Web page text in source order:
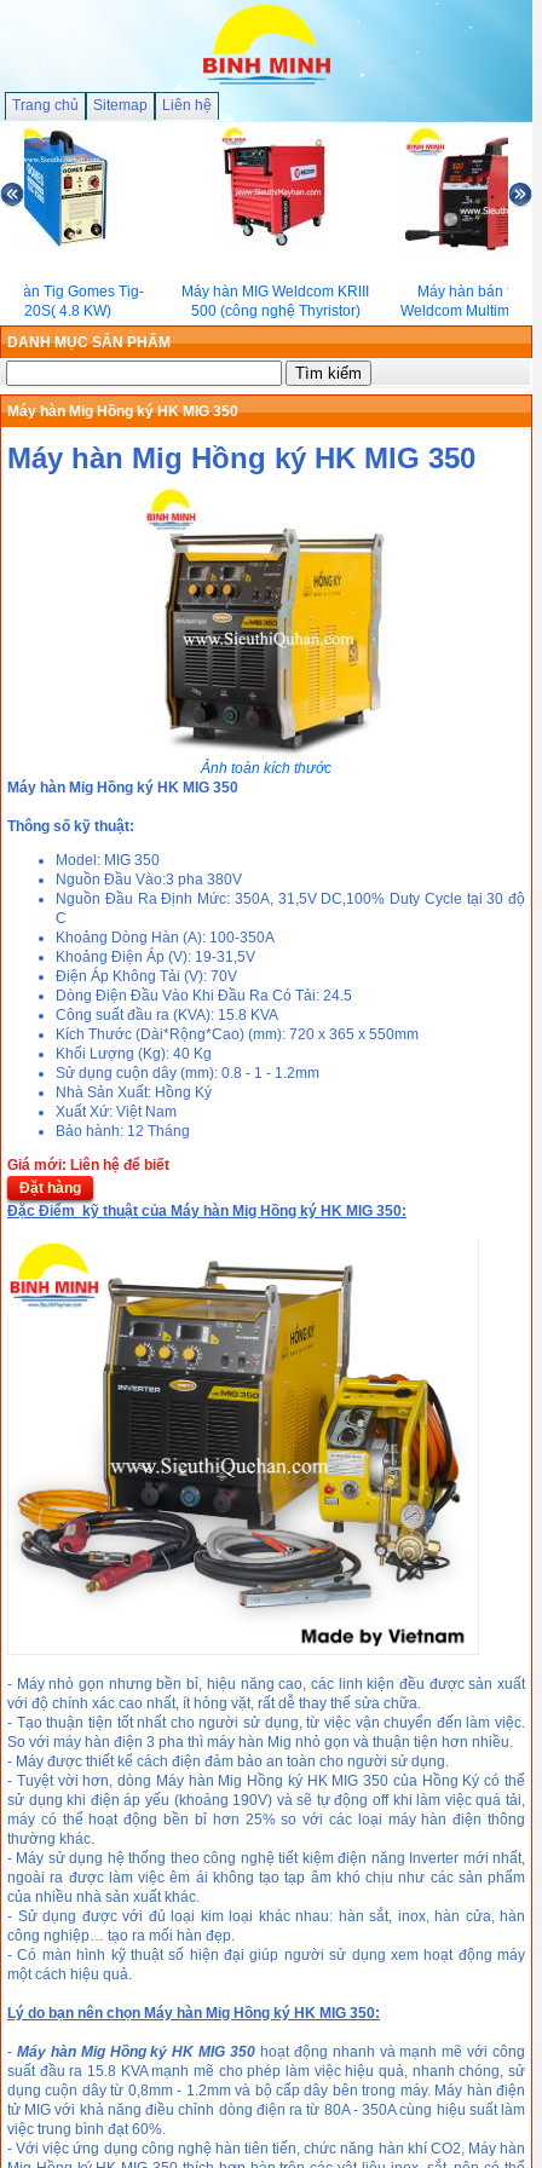
Trang chủ Sitemap Liên hệ
hàn Tig Gomes Tig-
220S( 4.8 KW)
Máy hàn MIG Weldcom KRIII
500 (công nghệ Thyristor)
Máy hàn bán tự
Weldcom Multimag
DANH MỤC SẢN PHẨM
Máy hàn Mig Hồng ký HK MIG 350
Máy hàn Mig Hồng ký HK MIG 350
Ảnh toàn kích thước
Máy hàn Mig Hồng ký HK MIG 350
Thông số kỹ thuật:
Model: MIG 350
Nguồn Đầu Vào:3 pha 380V
Nguồn Đầu Ra Định Mức: 350A, 31,5V DC,100% Duty Cycle tại 30 độ
C
Khoảng Dòng Hàn (A): 100-350A
Khoảng Điện Áp (V): 19-31,5V
Điện Áp Không Tải (V): 70V
Dòng Điện Đầu Vào Khi Đầu Ra Có Tải: 24.5
Công suất đầu ra (KVA): 15.8 KVA
Kích Thước (Dài*Rộng*Cao) (mm): 720 x 365 x 550mm
Khối Lượng (Kg): 40 Kg
Sử dụng cuộn dây (mm): 0.8 - 1 - 1.2mm
Nhà Sản Xuất: Hồng Ký
Xuất Xứ: Việt Nam
Bảo hành: 12 Tháng
Giá mới: Liên hệ để biết
Đặt hàng
Đặc Điểm kỹ thuật của Máy hàn Mig Hồng ký HK MIG 350:
- Máy nhỏ gọn nhưng bền bỉ, hiệu năng cao, các linh kiện đều được sản xuất
với độ chính xác cao nhất, ít hỏng vặt, rất dễ thay thế sửa chữa.
- Tạo thuận tiện tốt nhất cho người sử dụng, từ việc vận chuyển đến làm việc.
So với máy hàn điện 3 pha thì máy hàn Mig nhỏ gọn và thuận tiện hơn nhiều.
- Máy được thiết kế cách điện đảm bảo an toàn cho người sử dụng.
- Tuyệt vời hơn, dòng Máy hàn Mig Hồng ký HK MIG 350 của Hồng Ký có thể
sử dụng khi điện áp yếu (khoảng 190V) và sẽ tự động off khi làm việc quá tải,
máy có thể hoạt động bền bỉ hơn 25% so với các loại máy hàn điện thông
thường khác.
- Máy sử dụng hệ thống theo công nghệ tiết kiệm điện năng Inverter mới nhất,
ngoài ra được làm việc êm ái không tạo tạp âm khó chịu như các sản phẩm
của nhiều nhà sản xuất khác.
- Sử dụng được với đủ loại kim loại khác nhau: hàn sắt, inox, hàn cửa, hàn
công nghiệp… tạo ra mối hàn đẹp.
- Có màn hình kỹ thuật số hiện đại giúp người sử dụng xem hoạt động máy
một cách hiệu quả.
Lý do bạn nên chọn Máy hàn Mig Hồng ký HK MIG 350:
- Máy hàn Mig Hồng ký HK MIG 350 hoạt động nhanh và mạnh mẽ với công
suất đầu ra 15.8 KVA mạnh mẽ cho phép làm việc hiệu quả, nhanh chóng, sử
dụng cuộn dây từ 0,8mm - 1.2mm và bộ cấp dây bên trong máy. Máy hàn điện
tử MIG với khả năng điều chỉnh dòng điện ra từ 80A - 350A cùng hiệu suất làm
việc trung bình đạt 60%.
- Với việc ứng dụng công nghệ hàn tiên tiến, chức năng hàn khí CO2, Máy hàn